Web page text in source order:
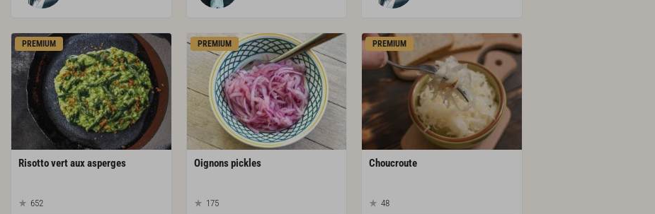
PREMIUM
Risottovertauxasperges
652
PREMIUM
Oignonspickles
175
PREMIUM
Choucroute
48